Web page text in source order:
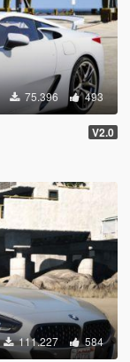
75.396 493
V2.0
111.227 584